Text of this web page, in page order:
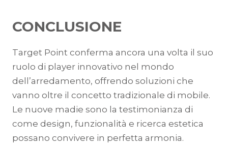
CONCLUSIONE
Target Point conferma ancora una volta il suo
ruolo di player innovativo nel mondo
dell’arredamento, offrendo soluzioni che
vanno oltre il concetto tradizionale di mobile.
Le nuove madie sono la testimonianza di
come design, funzionalità e ricerca estetica
possano convivere in perfetta armonia.